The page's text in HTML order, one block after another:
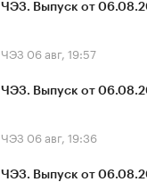
ЧЭЗ. Выпуск от
ЧЭЗ 06 авг, 19:57
ЧЭЗ. Выпуск от
ЧЭЗ 06 авг, 19:36
ЧЭЗ. Выпуск от